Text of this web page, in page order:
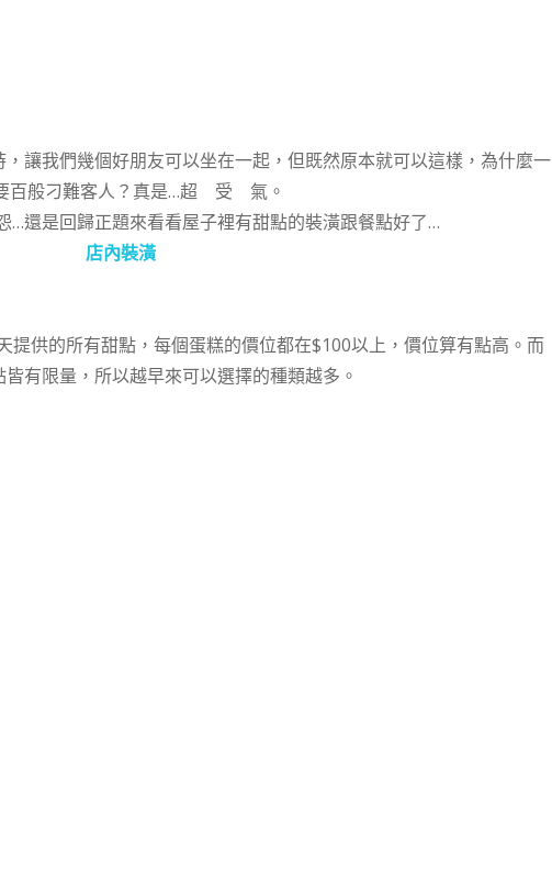
讓我們幾個好朋友可以坐在一起，但既然原本就可以這樣，為什麼一
百般刁難客人？真是…超 受 氣。
…還是回歸正題來看看屋子裡有甜點的裝潢跟餐點好了…
店內裝潢
提供的所有甜點，每個蛋糕的價位都在$100以上，價位算有點高。而
有限量，所以越早來可以選擇的種類越多。